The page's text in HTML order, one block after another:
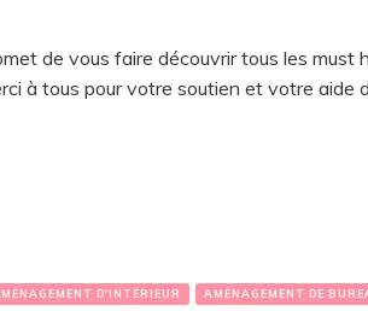
de vous faire découvrir tous les must
à tous pour votre soutien et votre aide
D'INTÉRIEUR AMÉNAGEMENT DE